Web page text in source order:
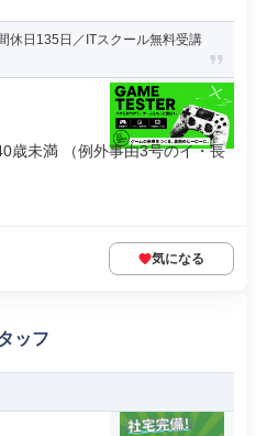
休日135日／ITスクール無料受講
歳未満 （例外事由3号のイ・長
気になる
ッフ